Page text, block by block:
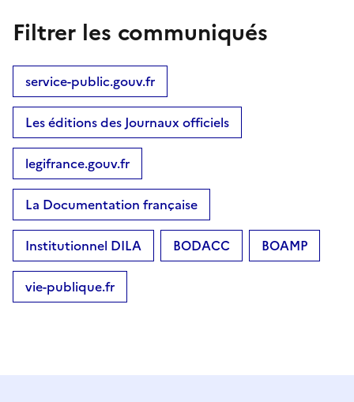
Filtrer les communiqués
service-public.gouv.fr
Les éditions des Journaux officiels
legifrance.gouv.fr
La Documentation française
Institutionnel DILA BODACC BOAMP
vie-publique.fr